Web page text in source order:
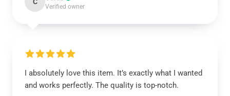
Verified owner
I absolutely love this item. It’s exactly what I wanted
and works perfectly. The quality is top-notch.